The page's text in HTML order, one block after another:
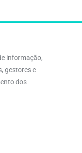
informação,
gestores e
dos